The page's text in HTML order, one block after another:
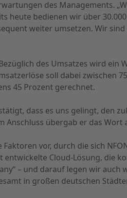
des Managements.
heute bedienen wir über
weiter umsetzen. Wir
des Umsatzes wird ein
soll dabei zwischen
45 Prozent gerechnet.
dass es uns gelingt, den
übergab er das Wort
vor, durch die sich
Cloud-Lösung, die
– und darauf legen wir auch
in großen deutschen